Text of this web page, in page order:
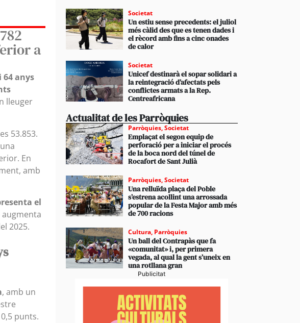
a
64 anys
lleuger
53.853.
En
amb
el
augmenta
2025.
, amb un
punts.
Societat
Un estiu sense precedents: el juliol
més càlid des que es tenen dades i
el rècord amb fins a cinc onades
de calor
Societat
Unicef destinarà el sopar solidari a
la reintegració d’afectats pels
conflictes armats a la Rep.
Centreafricana
Actualitat de les Parròquies
Parròquies,Societat
Emplaçat el segon equip de
perforació per a iniciar el procés
de la boca nord del túnel de
Rocafort de Sant Julià
Parròquies,Societat
Una relluïda plaça del Poble
s’estrena acollint una arrossada
popular de la Festa Major amb més
de 700 racions
Cultura, Parròquies
Un ball del Contrapàs que fa
«comunitat» i, per primera
vegada, al qual la gent s’uneix en
una rotllana gran
Publicitat